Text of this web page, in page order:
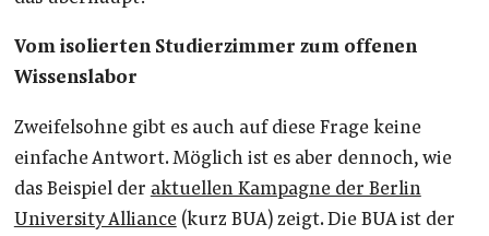
Vom isolierten Studierzimmer zum offenen
Wissenslabor
Zweifelsohne gibt es auch auf diese Frage keine
einfache Antwort. Möglich ist es aber dennoch, wie
das Beispiel der aktuellen Kampagne der Berlin
University Alliance(kurz BUA) zeigt. Die BUA ist der